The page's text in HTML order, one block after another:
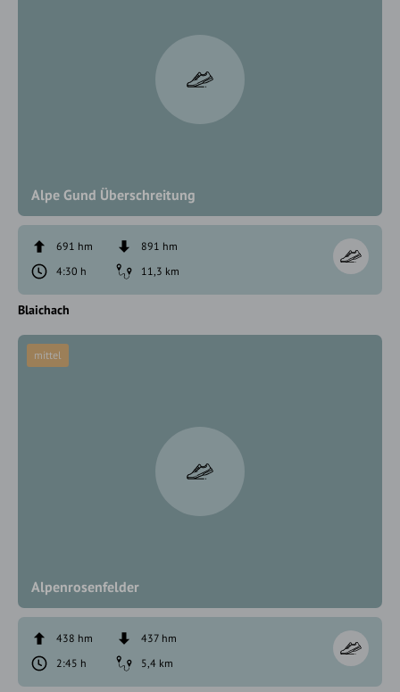
Alpe Gund Überschreitung
691 hm
891 hm
4:30 h
11,3 km
Blaichach
Alpenrosenfelder
mittel
438 hm
437 hm
2:45 h
5,4 km